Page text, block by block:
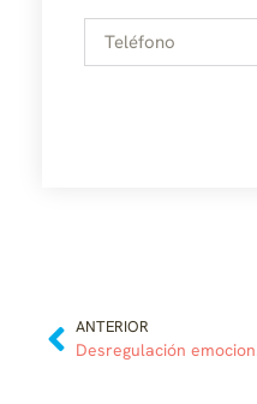
ANTERIOR